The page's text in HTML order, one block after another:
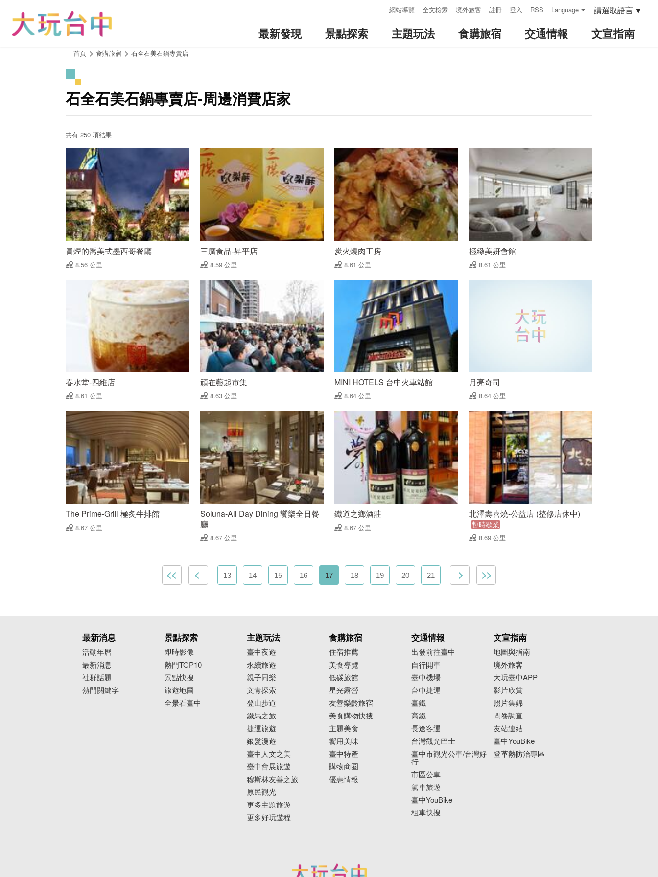
網站導覽 全文檢索 境外旅客 註冊 登入 RSS Language 請選取語言 ▼
最新發現 景點探索 主題玩法 食購旅宿 交通情報 文宣指南
首頁 食購旅宿 石全石美石鍋專賣店
石全石美石鍋專賣店-周邊消費店家
共有 250 項結果
冒煙的喬美式墨西哥餐廳
8.56 公里
三廣食品-昇平店
8.59 公里
炭火燒肉工房
8.61 公里
極緻美妍會館
8.61 公里
春水堂-四維店
8.61 公里
頑在藝起市集
8.63 公里
MINI HOTELS 台中火車站館
8.64 公里
月亮奇司
8.64 公里
The Prime-Grill 極炙牛排館
8.67 公里
Soluna-All Day Dining 饗樂全日餐
廳
8.67 公里
鐵道之鄉酒莊
8.67 公里
北澤壽喜燒-公益店 (整修店休中)
暫時歇業
8.69 公里
13 14 15 16 17 18 19 20 21
最新消息
活動年曆
最新消息
社群話題
熱門關鍵字
景點探索
即時影像
熱門TOP10
景點快搜
旅遊地圖
全景看臺中
主題玩法
臺中夜遊
永續旅遊
親子同樂
文青探索
登山步道
鐵馬之旅
捷運旅遊
銀髮漫遊
臺中人文之美
臺中會展旅遊
穆斯林友善之旅
原民觀光
更多主題旅遊
更多好玩遊程
食購旅宿
住宿推薦
美食導覽
低碳旅館
星光露營
友善樂齡旅宿
美食購物快搜
主題美食
饗用美味
臺中特產
購物商圈
優惠情報
交通情報
出發前往臺中
自行開車
臺中機場
台中捷運
臺鐵
高鐵
長途客運
台灣觀光巴士
臺中市觀光公車/台灣好
行
市區公車
駕車旅遊
臺中YouBike
租車快搜
文宣指南
地圖與指南
境外旅客
大玩臺中APP
影片欣賞
照片集錦
問卷調查
友站連結
臺中YouBike
登革熱防治專區